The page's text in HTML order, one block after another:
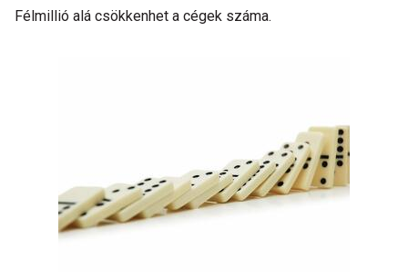
Félmillió alá csökkenhet a cégek száma.